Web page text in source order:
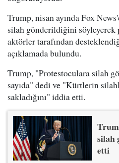
Trump, nisan ayında Fox
silah gönderildiğini söyleyerek
aktörler tarafından
açıklamada bulundu.
Trump, "Protestoculara silah
sayıda" dedi ve "Kürtlerin
sakladığını" iddia etti.
silah
etti